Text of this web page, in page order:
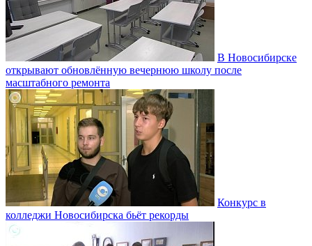
В Новосибирске
открывают обновлённую вечернюю школу после
масштабного ремонта
Конкурс в
колледжи Новосибирска бьёт рекорды